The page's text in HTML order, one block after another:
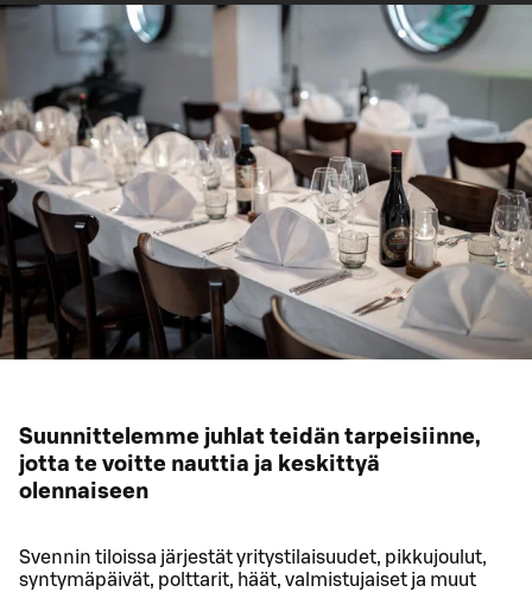
Suunnittelemme juhlat teidän tarpeisiinne,
jotta te voitte nauttia ja keskittyä
olennaiseen
Svennin tiloissa järjestät yritystilaisuudet, pikkujoulut,
syntymäpäivät, polttarit, häät, valmistujaiset ja muut